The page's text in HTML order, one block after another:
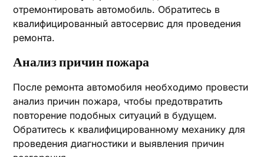
отремонтировать автомобиль. Обратитесь в
квалифицированный автосервис для проведения
ремонта.
Анализ причин пожара
После ремонта автомобиля необходимо провести
анализ причин пожара, чтобы предотвратить
повторение подобных ситуаций в будущем.
Обратитесь к квалифицированному механику для
проведения диагностики и выявления причин